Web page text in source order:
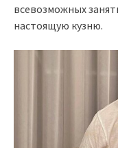
всевозможных
настоящую кузню.